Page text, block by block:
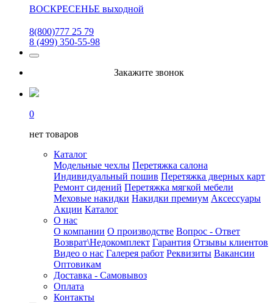
ВОСКРЕСЕНЬЕ выходной
8(800)777 25 79
8 (499) 350-55-98
Закажите звонок
0
нет товаров
Каталог
Модельные чехлы Перетяжка салона
Индивидуальный пошив Перетяжка дверных карт
Ремонт сидений Перетяжка мягкой мебели
Меховые накидки Накидки премиум Аксессуары
Акции Каталог
О нас
О компании О производстве Вопрос - Ответ
Возврат\Недокомплект Гарантия Отзывы клиентов
Видео о нас Галерея работ Реквизиты Вакансии
Оптовикам
Доставка - Самовывоз
Оплата
Контакты